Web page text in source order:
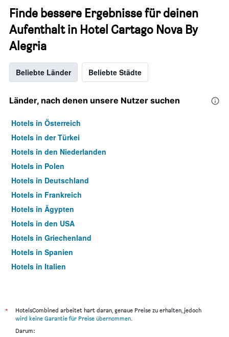
Finde bessere Ergebnisse für deinen
Aufenthalt in Hotel Cartago Nova By
Alegria
Beliebte Länder Beliebte Städte
Länder, nach denen unsere Nutzer suchen
Hotels in Österreich
Hotels in der Türkei
Hotels in den Niederlanden
Hotels in Polen
Hotels in Deutschland
Hotels in Frankreich
Hotels in Ägypten
Hotels in den USA
Hotels in Griechenland
Hotels in Spanien
Hotels in Italien
*
HotelsCombined arbeitet hart daran, genaue Preise zu erhalten, jedoch
wird keine Garantie für Preise übernommen.
Darum: